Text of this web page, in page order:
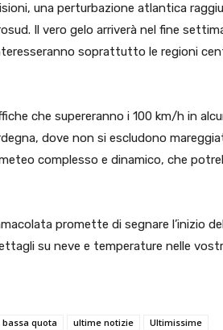
una perturbazione atlantica
Il vero gelo arriverà nel fine
soprattutto le regioni
che supereranno i 100 km/h in
dove non si escludono
complesso e dinamico, che
promette di segnare l’inizio
su neve e temperature nelle
bassa quota ultime notizie Ultimissime